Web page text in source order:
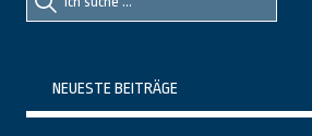
nach::
nach:
NEUESTE BEITRÄGE